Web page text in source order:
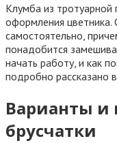
Клумба из тротуарной
оформления
самостоятельно,
понадобится
начать работу, и как
подробно рассказано
Варианты и
брусчатки